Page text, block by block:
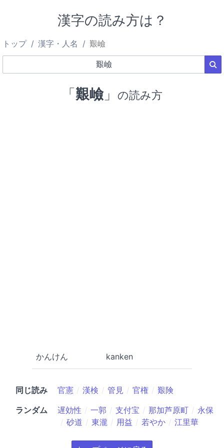
漢字の読み方は？
トップ 漢字・人名 艱嶮
「艱嶮」 の読み方
かんけん kanken
同じ読み 官憲 漢検 管見 官権
艱険
ランダム
遅効性 一郭 支付宝 那加芦原町
永保
砂道
東瀧 用益 若やか 江里華